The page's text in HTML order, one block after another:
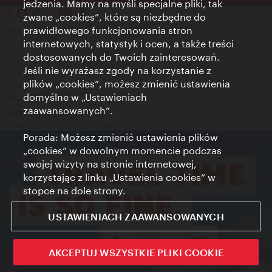
Kontakt
Credits
Zgoda na przetwarzanie danych osobowych
Terms of Use
Dostępność
Kontakt prasowy
Ustawienia cookies
jedzenia. Mamy na myśli specjalne pliki, tak
zwane „cookies”, które są niezbędne do
prawidłowego funkcjonowania stron
internetowych, statystyk i ocen, a także treści
dostosowanych do Twoich zainteresowań.
Jeśli nie wyrażasz zgody na korzystanie z
plików „cookies”, możesz zmienić ustawienia
domyślne w „Ustawieniach
zaawansowanych”.
Porada: Możesz zmienić ustawienia plików
„cookies” w dowolnym momencie podczas
swojej wizyty na stronie internetowej,
korzystając z linku „Ustawienia cookies” w
stopce na dole strony.
USTAWIENIACH ZAAWANSOWANYCH
AKCEPTUJ WSZYSTKIE PLIKI COOKIE